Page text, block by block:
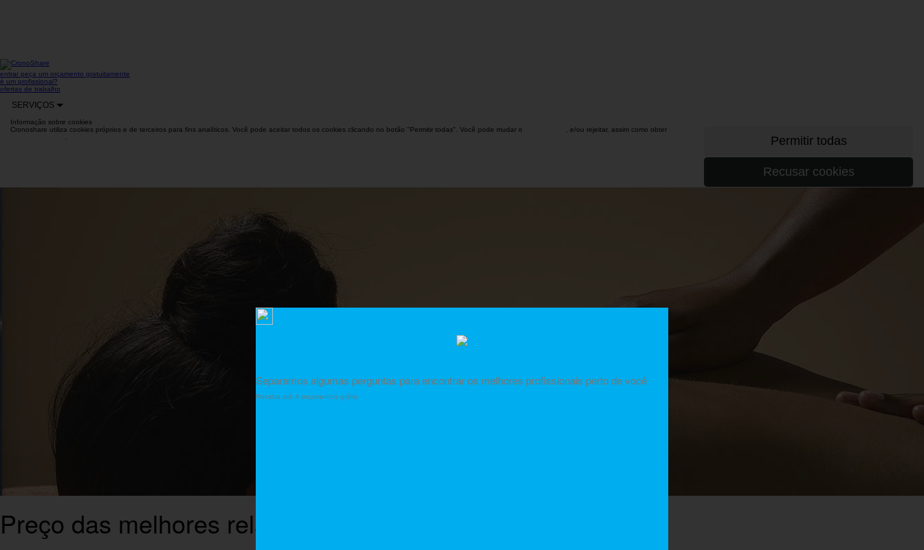
entrar peça um orçamento gratuitamente
é um profissional?
ofertas de trabalho
SERVIÇOS
Informação sobre cookies
Cronoshare utiliza cookies próprios e de terceiros para fins analíticos. Você pode aceitar todos os cookies clicando no botão "Permitir todas". Você pode mudar o
, e/ou rejeitar, assim como obter
Preço das melhores relaxantes perto de você
Separamos algumas perguntas para encontrar os melhores profissionais perto de você
Receba até 4 orçamentos grátis